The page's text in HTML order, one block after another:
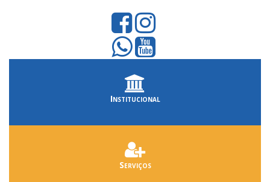
Institucional
Serviços